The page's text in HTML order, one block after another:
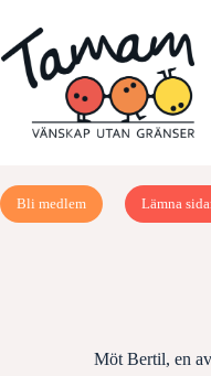
innehåll
Bli medlem Lämna
Möt Bertil, en